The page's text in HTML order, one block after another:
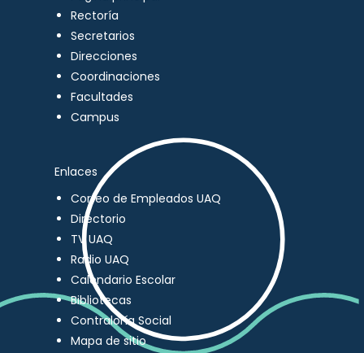
Rectoría
Secretarios
Direcciones
Coordinaciones
Facultades
Campus
Enlaces
Correo de Empleados UAQ
Directorio
TV UAQ
Radio UAQ
Calendario Escolar
Bibliotecas
Contraloría Social
Mapa de sitio